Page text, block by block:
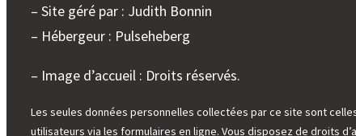
– Site géré par : Judith Bonnin
– Hébergeur : Pulseheberg
– Image d’accueil : Droits réservés.
Les seules données personnelles collectées par ce site sont
utilisateurs via les formulaires en ligne. Vous disposez de droits